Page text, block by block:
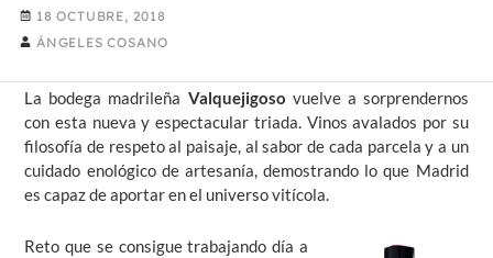
18 OCTUBRE, 2018
ÁNGELES COSANO
La bodega madrileña Valquejigoso vuelve a sorprendernos
con esta nueva y espectacular triada. Vinos avalados por su
filosofía de respeto al paisaje, al sabor de cada parcela y a un
cuidado enológico de artesanía, demostrando lo que Madrid
es capaz de aportar en el universo vitícola.
Reto que se consigue trabajando día a